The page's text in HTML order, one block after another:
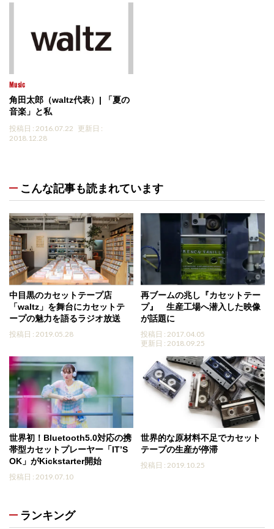
Music
角田太郎（waltz代表）| 「夏の
音楽」と私
投稿日 : 2016.07.22 更新日 :
2018.12.28
こんな記事も読まれています
中目黒のカセットテープ店
「waltz」を舞台にカセットテ
ープの魅力を語るラジオ放送
投稿日 : 2019.05.28
再ブームの兆し『カセットテー
プ』 生産工場へ潜入した映像
が話題に
投稿日 : 2017.04.05
更新日 : 2018.09.25
世界初！Bluetooth5.0対応の携
帯型カセットプレーヤー「IT’S
OK」がKickstarter開始
投稿日 : 2019.07.10
世界的な原材料不足でカセット
テープの生産が停滞
投稿日 : 2019.10.25
ランキング